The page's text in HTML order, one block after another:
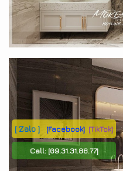
[ Zalo ] [Facebook] [TikTok]
Call: [09.31.31.88.77]